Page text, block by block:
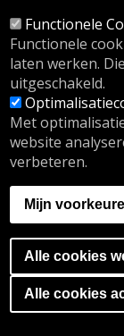
uw tijd, een
Gratis
Hittegolf:
in uw woning?
Politiezone
2025
Vertrouw
aan
Agenda
Functionele
Functionele
laten werken.
uitgeschakeld.
Met
website
verbeteren.
Mijn
Alle cookies
Alle cookies